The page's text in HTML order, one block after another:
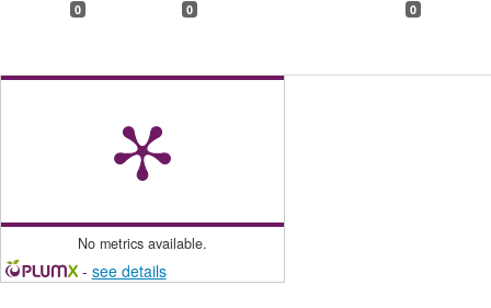
0 0 0
No metrics available.
- see details